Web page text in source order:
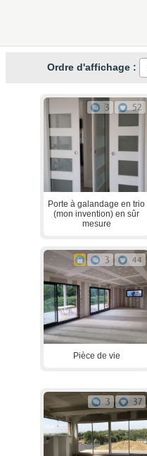
Ordre d'affichage :
3 52
Porte à galandage en trio
(mon invention) en sûr
mesure
3 44
Pièce de vie
3 37